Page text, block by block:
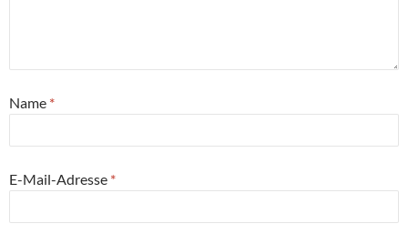
Name *
E-Mail-Adresse *